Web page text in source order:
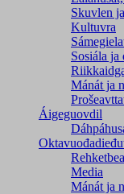
Skuvlen
Kultuvra
Sosiála ja
Mánát ja
Áigeguovdil
Media
Mánát ja